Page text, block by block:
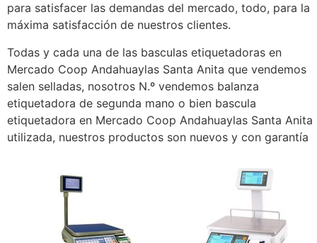
para satisfacer las demandas del mercado, todo, para la
máxima satisfacción de nuestros clientes.
Todas y cada una de las basculas etiquetadoras en
Mercado Coop Andahuaylas Santa Anita que vendemos
salen selladas, nosotros N.º vendemos balanza
etiquetadora de segunda mano o bien bascula
etiquetadora en Mercado Coop Andahuaylas Santa Anita
utilizada, nuestros productos son nuevos y con garantía